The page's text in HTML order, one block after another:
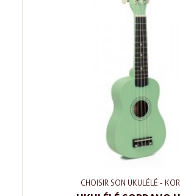
CHOISIR SON UKULÉLÉ -